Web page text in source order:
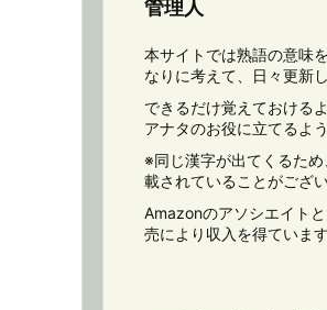
管理人
本サイトでは熟語の意味
なりに考えて、日々更新
できるだけ覚えておける
アナタのお役に立てるよ
※同じ漢字が出てくるた
載されていることがござい
Amazonのアソシエイト
売により収入を得ています